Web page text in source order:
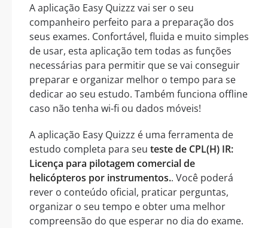
A aplicação Easy Quizzz vai ser o seu
companheiro perfeito para a preparação dos
seus exames. Confortável, fluida e muito simples
de usar, esta aplicação tem todas as funções
necessárias para permitir que se vai conseguir
preparar e organizar melhor o tempo para se
dedicar ao seu estudo. Também funciona offline
caso não tenha wi-fi ou dados móveis!
A aplicação Easy Quizzz é uma ferramenta de
estudo completa para seu teste de CPL(H) IR:
Licença para pilotagem comercial de
helicópteros por instrumentos.. Você poderá
rever o conteúdo oficial, praticar perguntas,
organizar o seu tempo e obter uma melhor
compreensão do que esperar no dia do exame.